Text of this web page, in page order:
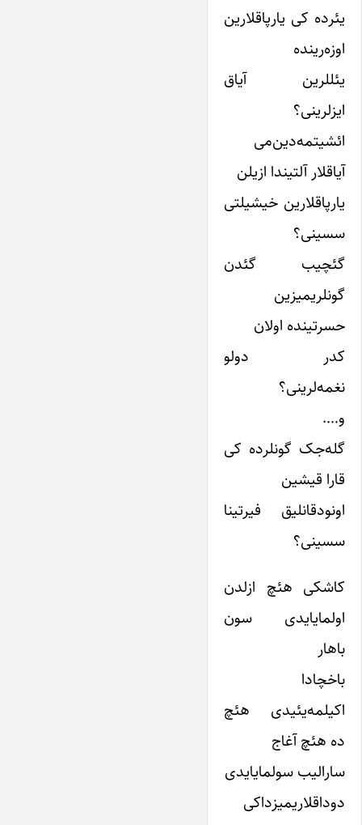
یئرده کی یارپاقلارین
اوزه‌رینده
یئللرین آیاق
ایزلرینی؟
ائشیتمه‌دین‌می
آیاقلار آلتیندا ازیلن
یارپاقلارین خیشیلتی
سسینی؟
گئچیب گئدن
گونلریمیزین
حسرتینده اولان
کدر دولو
نغمه‌لرینی؟
و….
گله‌جک گونلرده کی
قارا قیشین
اونودقانلیق فیرتینا
سسینی؟
کاشکی هئچ ازلدن
اولمایایدی سون
باهار
باخچادا
اکیلمه‌یئیدی هئچ
ده هئچ آغاج
سارالیب سولمایایدی
دوداقلاریمیزداکی